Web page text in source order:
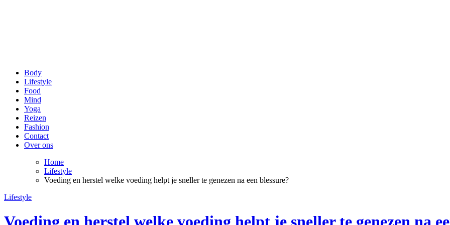
Voor een stralende lach en een fit gevoel!
Body
Lifestyle
Food
Mind
Yoga
Reizen
Fashion
Contact
Over ons
Home
Lifestyle
Voeding en herstel welke voeding helpt je sneller te genezen na een blessure?
Lifestyle